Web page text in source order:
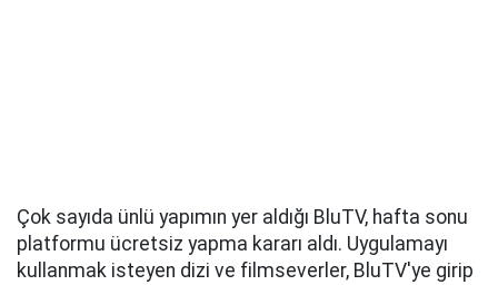
Çok sayıda ünlü yapımın yer aldığı BluTV, hafta sonu
platformu ücretsiz yapma kararı aldı. Uygulamayı
kullanmak isteyen dizi ve filmseverler, BluTV'ye girip